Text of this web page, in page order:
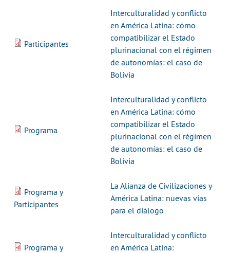
Participantes
Interculturalidad y conflicto
en América Latina: cómo
compatibilizar el Estado
plurinacional con el régimen
de autonomías: el caso de
Bolivia
Programa
Interculturalidad y conflicto
en América Latina: cómo
compatibilizar el Estado
plurinacional con el régimen
de autonomías: el caso de
Bolivia
Programa y
Participantes
La Alianza de Civilizaciones y
América Latina: nuevas vías
para el diálogo
Programa y
Interculturalidad y conflicto
en América Latina: